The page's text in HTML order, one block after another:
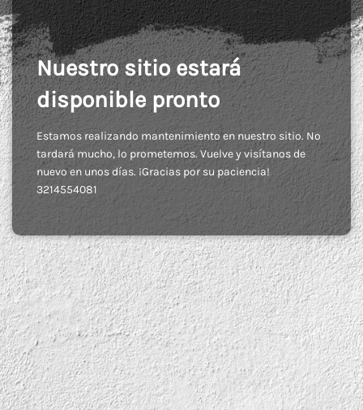
Nuestro sitio estará
disponible pronto
Estamos realizando mantenimiento en nuestro sitio. No
tardará mucho, lo prometemos. Vuelve y visítanos de
nuevo en unos días. ¡Gracias por su paciencia!
3214554081